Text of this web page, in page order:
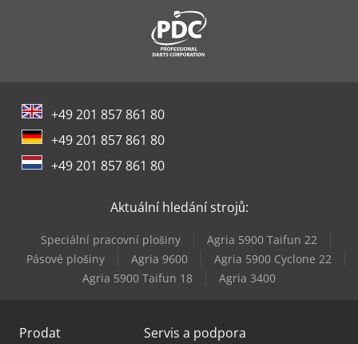
Linde L10B
Linde L12I
Linde T18
Linde T20S
+49 201 857 861 80
+49 201 857 861 80
+49 201 857 861 80
Aktuální hledání strojů:
Speciální pracovní plošiny
Agria 5900 Taifun 22
Pásové plošiny
Agria 9600
Agria 5900 Cyclone 22
Agria 5900 Taifun 18
Agria 3400
Prodat Servis a podpora